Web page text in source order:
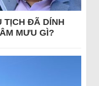
TỊCH ĐÃ DÍNH
MƯU GÌ?